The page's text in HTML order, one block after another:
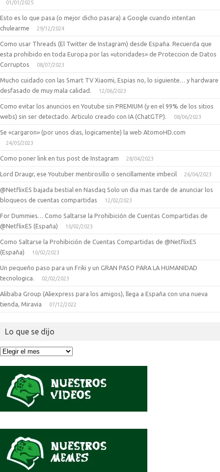
01/01/2025
Esto es lo que pasa (o mejor dicho pasara) a Google cuando intentan
chulearme
29/12/2024
Como usar Threads (El Twitter de Instagram) desde España. Recuerda que
esta prohibido en toda Europa por las «utoridades» de Proteccion de Datos
Corruptos
08/07/2023
Mucho cuidado con las Smart TV Xiaomi, Espias no, lo siguiente… y hardware
desfasado de muy mala calidad.
12/06/2023
Como evitar los anuncios en Youtube sin PREMIUM (y en el 99% de los sitios
webs) sin ser detectado. Articulo creado con IA (ChatGTP).
08/06/2023
Se «cargaron» (por unos dias, logicamente) la web AtomoHD.com
24/05/2023
Como poner link en tus post de Instagram 28/04/2023
Lord Draugr, ese Youtuber mentirosillo o sencillamente imbecil 26/04/2023
@NetflixES bajada bestial en Nasdaq Solo un dia mas tarde de anunciar los
bloqueos de cuentas compartidas
12/02/2023
For Dummies… Como Saltarse la Prohibición de Cuentas Compartidas de
@NetflixES (España)
10/02/2023
Como Saltarse la Prohibición de Cuentas Compartidas de @NetflixES
(España)
10/02/2023
Un pequeño paso para un Friki y un GRAN PASO PARA LA HUMANIDAD
tecnologica.
02/02/2023
Alibaba Group (Aliexpress para los amigos), llega a España con una nueva
tienda, Miravia
07/12/2022
Lo que se dijo
Lo